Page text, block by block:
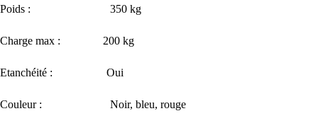
Poids : 350 kg
Charge max : 200 kg
Etanchéité : Oui
Couleur : Noir, bleu, rouge